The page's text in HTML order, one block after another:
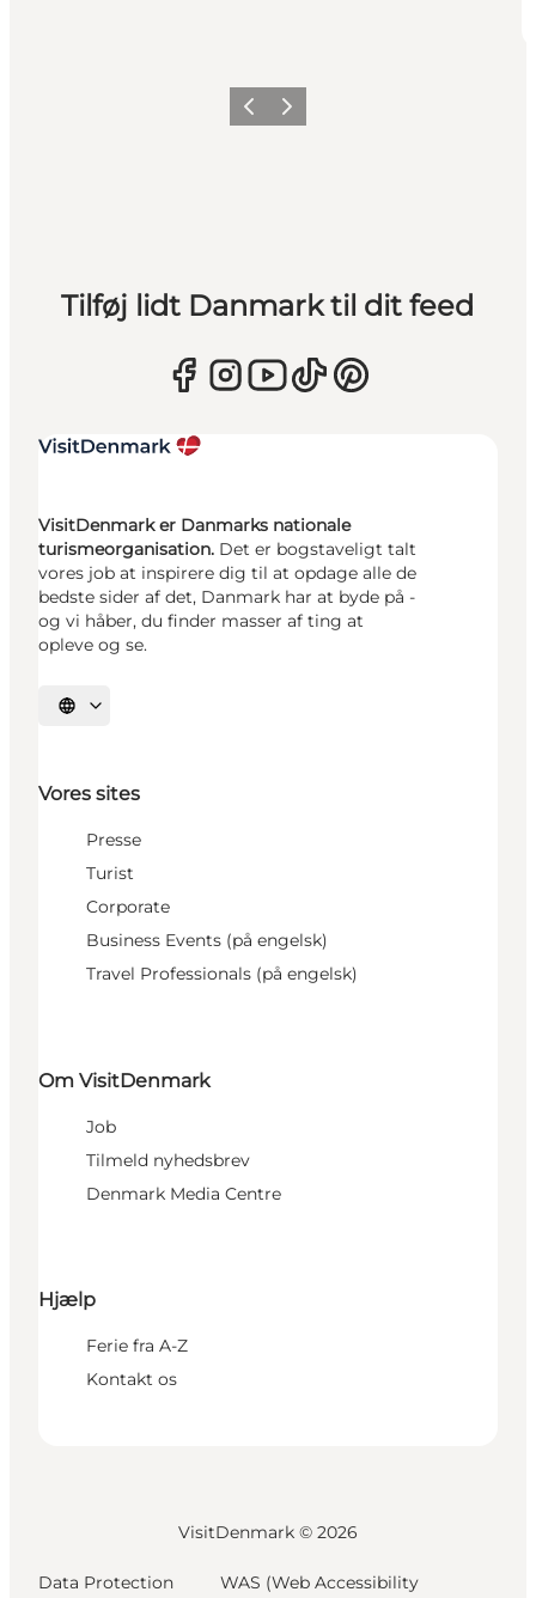
ForrigeNæste
Tilføj lidt Danmark til dit feed
VisitDenmark er Danmarks nationale
turismeorganisation. Det er bogstaveligt talt
vores job at inspirere dig til at opdage alle de
bedste sider af det, Danmark har at byde på -
og vi håber, du finder masser af ting at
opleve og se.
Vælg sprog
Vores sites
Presse
Turist
Corporate
Business Events (på engelsk)
Travel Professionals (på engelsk)
Om VisitDenmark
Job
Tilmeld nyhedsbrev
Denmark Media Centre
Hjælp
Ferie fra A-Z
Kontakt os
VisitDenmark © 2026
Data Protection
WAS (Web Accessibility